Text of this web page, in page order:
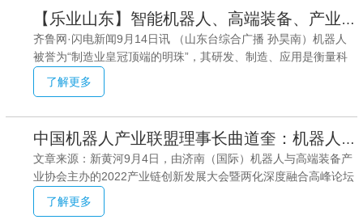
会20家国内外高端企业进行产学研、产业链合作签约。2020年到
2022年，济南(国际)机器人与高端装备产业协会三年实现内循环
36亿元产业链配套。2023年将争取实现产业链配套30亿元。为
此，协会对产业链带动10大龙头企业，每家奖励1000--50000
元，并开展专精特新企业培育和服务活动，
【乐业山东】智能机器人、高端装备、产业链对接合作……这个协会值得关注！
齐鲁网·闪电新闻9月14日讯 （山东台综合广播 孙昊南）机器人
被誉为“制造业皇冠顶端的明珠”，其研发、制造、应用是衡量科
技创新和高端制造业水平的重要标志。14日上午，本台融媒体直
播节目《乐业山东》邀请中国（国际）机器人与高端装备产业联
责人，介绍协会发展和产学研联动的相关情况。岳双荣中国（国
际）机器人与高端装备产业联盟战略发展委主任岳双荣介绍，协
会是国内的机器人与高端装备产业社团组织。协会聚焦中小企业
配套服务，形成了12项服务制度，梳理了18条产业技术链条，建
立了第 一个融合国内外的专家库、跨区域的网状的产业配套推进
机制。
了解更多
中国机器人产业联盟理事长曲道奎：机器人产品存量市场基本没有空间，一定要做增量
文章来源：新黄河9月4日，由济南（国际）机器人与高端装备产
业协会主办的2022产业链创新发展大会暨两化深度融合高峰论坛
在济南举办。现场，国家制造强国建设战略咨询委委员、中国机
器人产业联盟理事长曲道奎分析了中国机器人发展态势。他认
了解更多